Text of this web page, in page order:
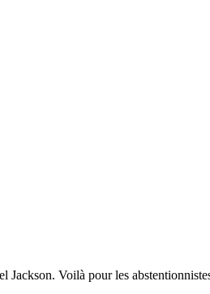
Jackson. Voilà pour les